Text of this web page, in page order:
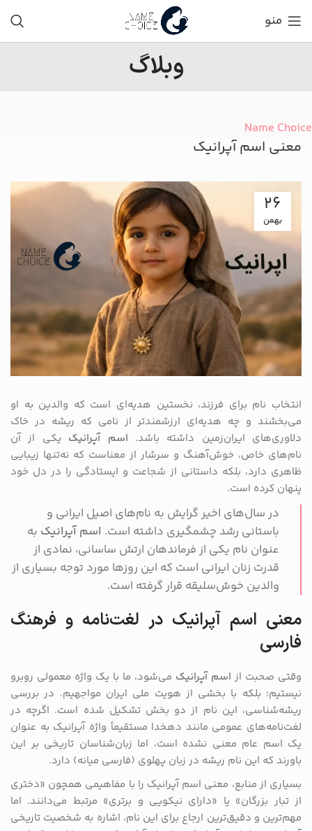
منو
وبلاگ
Name Choice
معنی اسم آپرانیک
26
بهمن
انتخاب نام برای فرزند، نخستین هدیه‌ای است که والدین به او
می‌بخشند و چه هدیه‌ای ارزشمندتر از نامی که ریشه در خاک
دلاوری‌های ایران‌زمین داشته باشد. اسم آپرانیک یکی از آن
نام‌های خاص، خوش‌آهنگ و سرشار از معناست که نه‌تنها زیبایی
ظاهری دارد، بلکه داستانی از شجاعت و ایستادگی را در دل خود
پنهان کرده است.
در سال‌های اخیر گرایش به نام‌های اصیل ایرانی و
باستانی رشد چشمگیری داشته است. اسم آپرانیک به
عنوان نام یکی از فرماندهان ارتش ساسانی، نمادی از
قدرت زنان ایرانی است که این روزها مورد توجه بسیاری از
والدین خوش‌سلیقه قرار گرفته است.
معنی اسم آپرانیک در لغت‌نامه و فرهنگ
فارسی
وقتی صحبت از اسم آپرانیک می‌شود، ما با یک واژه معمولی روبرو
نیستیم؛ بلکه با بخشی از هویت ملی ایران مواجهیم. در بررسی
ریشه‌شناسی، این نام از دو بخش تشکیل شده است. اگرچه در
لغت‌نامه‌های عمومی مانند دهخدا مستقیماً واژه آپرانیک به عنوان
یک اسم عام معنی نشده است، اما زبان‌شناسان تاریخی بر این
باورند که این نام ریشه در زبان پهلوی (فارسی میانه) دارد.
بسیاری از منابع، معنی اسم آپرانیک را با مفاهیمی همچون «دختری
از تبار بزرگان» یا «دارای نیکویی و برتری» مرتبط می‌دانند. اما
مهم‌ترین و دقیق‌ترین ارجاع برای این نام، اشاره به شخصیت تاریخی